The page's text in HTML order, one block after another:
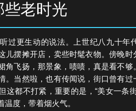
些老时光
过更生动的说法。上世纪八九十年
儿摆摊开店，卖些时髦衣物。傍晚
角飞扬，那景象，啧啧，真是看不
。当然啦，也有传闻说，街口曾有
这都不打紧，重要的是，“美女一条
温度，带着烟火气。